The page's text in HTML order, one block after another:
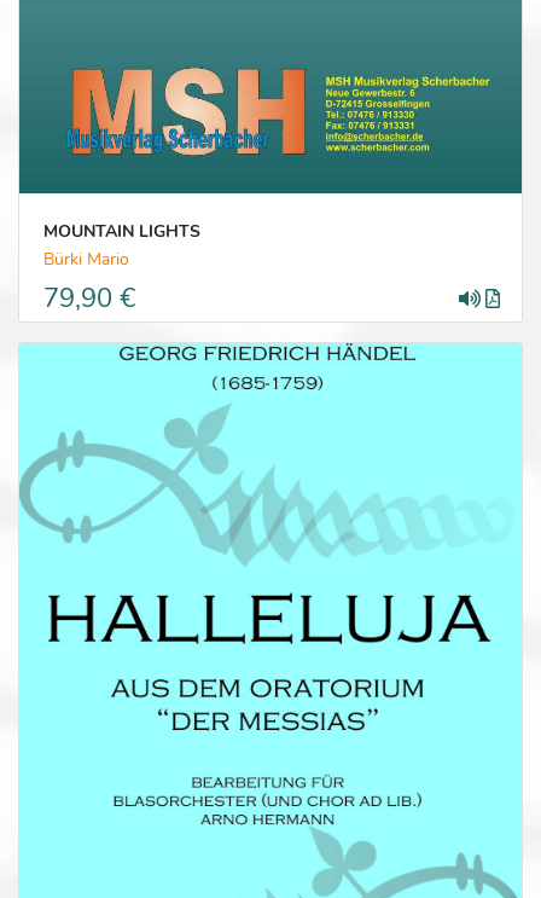
MOUNTAIN LIGHTS
Bürki Mario
79,90 €